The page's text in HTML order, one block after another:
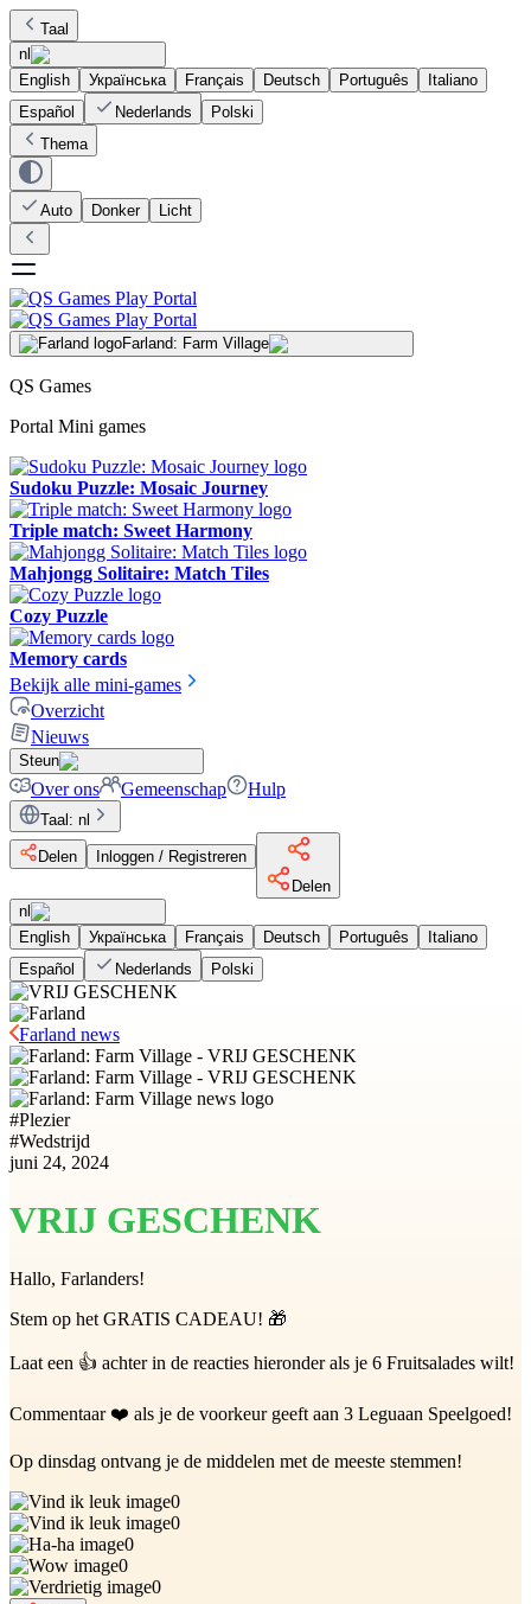
Taal
nl
English
Українська Français Deutsch Português
Italiano
Español
Nederlands
Polski
Thema
Auto Donker Licht
Farland: Farm Village
QS Games
Portal Mini games
Sudoku Puzzle: Mosaic Journey
Triple match: Sweet Harmony
Mahjongg Solitaire: Match Tiles
Cozy Puzzle
Memory cards
Bekijk alle mini-games
Overzicht
Nieuws
Steun
Over ons Gemeenschap Hulp
Taal : nl
Delen
Inloggen / Registreren
Delen
nl
English
Українська Français Deutsch Português
Italiano
Español
Nederlands Polski
Farland news
#Plezier
#Wedstrijd
juni 24, 2024
VRIJ GESCHENK
Hallo, Farlanders!
Stem op het GRATIS CADEAU! 🎁
Laat een 👍 achter in de reacties hieronder als je 6 Fruitsalades wilt!
Commentaar ❤️ als je de voorkeur geeft aan 3 Leguaan Speelgoed!
Op dinsdag ontvang je de middelen met de meeste stemmen!
0
0
0
0
0